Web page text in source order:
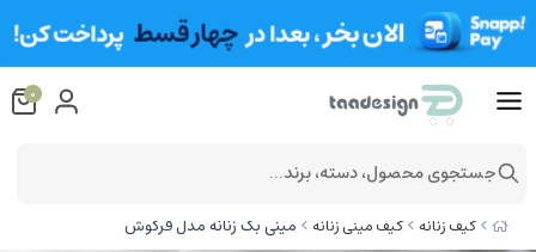
کیف زنانه کیف مینی زنانه مینی بگ زنانه مدل فرگوش
0
جستجوی محصول، دسته، برند...